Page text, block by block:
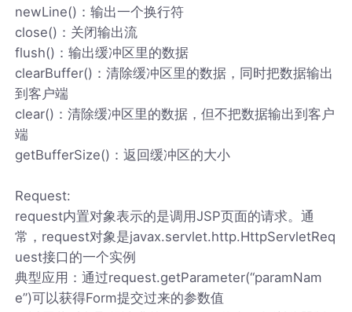
newLine()：输出一个换行符
close()：关闭输出流
flush()：输出缓冲区里的数据
clearBuffer()：清除缓冲区里的数据，同时把数据输出
到客户端
clear()：清除缓冲区里的数据，但不把数据输出到客户
端
getBufferSize()：返回缓冲区的大小
Request:
request内置对象表示的是调用JSP页面的请求。通
常，request对象是javax.servlet.http.HttpServletReq
uest接口的一个实例
典型应用：通过request.getParameter(“paramNam
e”)可以获得Form提交过来的参数值